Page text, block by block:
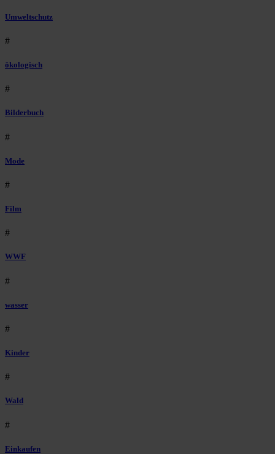
Umweltschutz
#
ökologisch
#
Bilderbuch
#
Mode
#
Film
#
WWF
#
wasser
#
Kinder
#
Wald
#
Einkaufen